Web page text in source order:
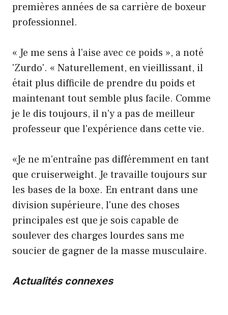
premières années de sa carrière de boxeur
professionnel.
« Je me sens à l'aise avec ce poids », a noté
'Zurdo'. « Naturellement, en vieillissant, il
était plus difficile de prendre du poids et
maintenant tout semble plus facile. Comme
je le dis toujours, il n'y a pas de meilleur
professeur que l'expérience dans cette vie.
«Je ne m'entraîne pas différemment en tant
que cruiserweight. Je travaille toujours sur
les bases de la boxe. En entrant dans une
division supérieure, l'une des choses
principales est que je sois capable de
soulever des charges lourdes sans me
soucier de gagner de la masse musculaire.
Actualités connexes